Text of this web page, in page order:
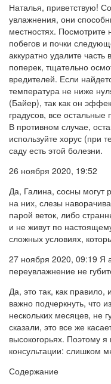
Наталья, приветствую!
увлажнения, они
местностях. Посмотрите
побегов и почки
аккуратно удалите
поперек, тщательно
вредителей. Если
температура не ниже
(Байер), так как он
градусов, все остальные
В противном случае,
используйте хорус (при
саду есть этой болезни.
26 ноября 2020, 19:52
Да, Галина, сосны могут
на них, слезы
парой веток, либо
и не живут по
сложных условиях,
27 ноября 2020, 09:19 Я
переувлажнение не
Да, это так, как
важно подчеркнуть, что
нескольких месяцев, не
сказали, это все же
высокогорьях. Поэтому
консультации: слишком
Содержание